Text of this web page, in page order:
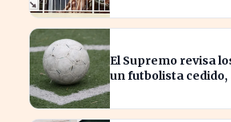
El Supremo revisa
un futbolista cedido,